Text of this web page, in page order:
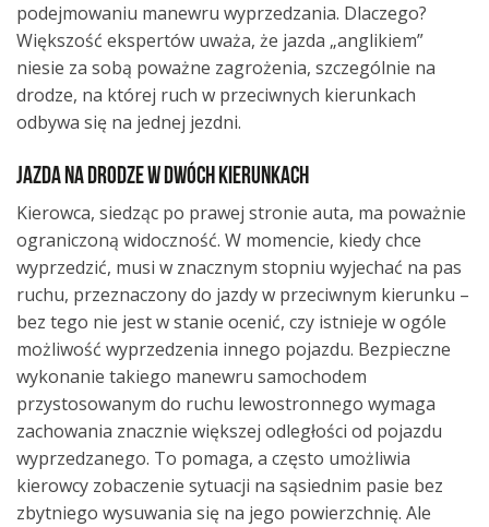
podejmowaniu manewru wyprzedzania. Dlaczego?
Większość ekspertów uważa, że jazda „anglikiem”
niesie za sobą poważne zagrożenia, szczególnie na
drodze, na której ruch w przeciwnych kierunkach
odbywa się na jednej jezdni.
Jazda na drodze w dwóch kierunkach
Kierowca, siedząc po prawej stronie auta, ma poważnie
ograniczoną widoczność. W momencie, kiedy chce
wyprzedzić, musi w znacznym stopniu wyjechać na pas
ruchu, przeznaczony do jazdy w przeciwnym kierunku –
bez tego nie jest w stanie ocenić, czy istnieje w ogóle
możliwość wyprzedzenia innego pojazdu. Bezpieczne
wykonanie takiego manewru samochodem
przystosowanym do ruchu lewostronnego wymaga
zachowania znacznie większej odległości od pojazdu
wyprzedzanego. To pomaga, a często umożliwia
kierowcy zobaczenie sytuacji na sąsiednim pasie bez
zbytniego wysuwania się na jego powierzchnię. Ale